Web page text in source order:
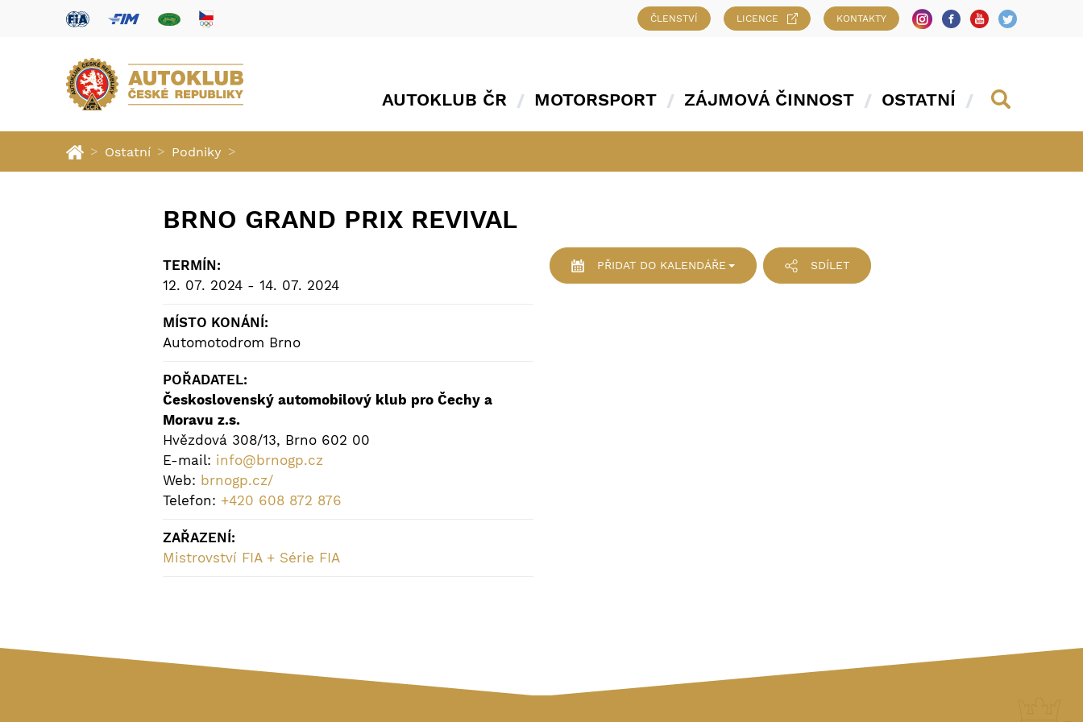
ČLENSTVÍ LICENCE KONTAKTY
AUTOKLUB ČR MOTORSPORT ZÁJMOVÁ ČINNOST OSTATNÍ
> Ostatní > Podniky >
BRNO GRAND PRIX REVIVAL
TERMÍN:
12. 07. 2024 - 14. 07. 2024
MÍSTO KONÁNÍ:
Automotodrom Brno
POŘADATEL:
Československý automobilový klub pro Čechy a
Moravu z.s.
Hvězdová 308/13, Brno 602 00
E-mail: info@brnogp.cz
Web: brnogp.cz/
Telefon: +420 608 872 876
ZAŘAZENÍ:
Mistrovství FIA + Série FIA
PŘIDATDO KALENDÁŘE SDÍLET